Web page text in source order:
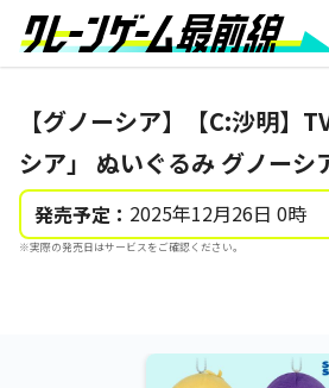
【グノーシア】【C:沙明】
シア」 ぬいぐるみ グノーシ
発売予定： 2025年12月26日 0時
※実際の発売日はサービスをご確認ください。